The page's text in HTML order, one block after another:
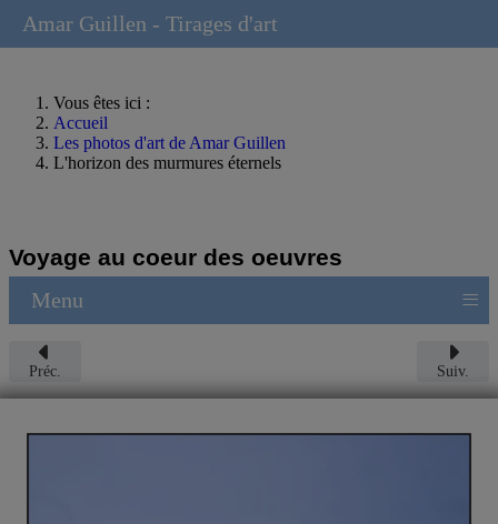
Vous êtes ici :
Accueil
Les photos d'art de Amar Guillen
L'horizon des murmures éternels
Voyage au coeur des oeuvres
Menu ≡
Préc. Suiv.
Amar Guillen - Tirages d'art